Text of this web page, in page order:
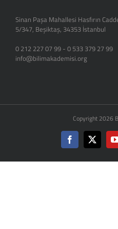
Sinan Paşa Mahallesi Hasfırın
5/347, Beşiktaş, 34353 İstanbul
0 212 227 07 99 - 0 533 379 27 99
info@bilimakademisi.org
Copyright 2026
Facebook
X